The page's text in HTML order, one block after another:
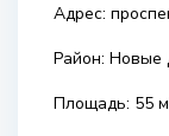
Адрес:
Район: Новые
Площадь: 55